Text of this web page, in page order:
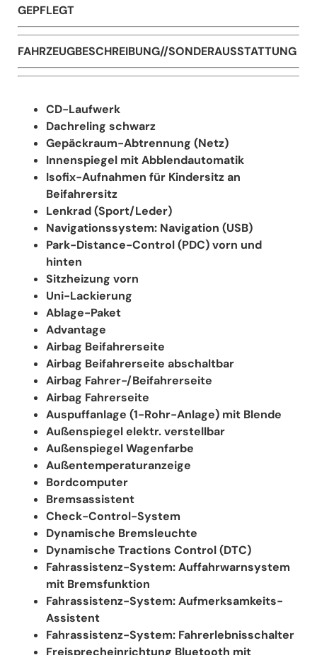
GEPFLEGT
FAHRZEUGBESCHREIBUNG//SONDERAUSSTATTUNG
CD-Laufwerk
Dachreling schwarz
Gepäckraum-Abtrennung (Netz)
Innenspiegel mit Abblendautomatik
Isofix-Aufnahmen für Kindersitz an
Beifahrersitz
Lenkrad (Sport/Leder)
Navigationssystem: Navigation (USB)
Park-Distance-Control (PDC) vorn und
hinten
Sitzheizung vorn
Uni-Lackierung
Ablage-Paket
Advantage
Airbag Beifahrerseite
Airbag Beifahrerseite abschaltbar
Airbag Fahrer-/Beifahrerseite
Airbag Fahrerseite
Auspuffanlage (1-Rohr-Anlage) mit Blende
Außenspiegel elektr. verstellbar
Außenspiegel Wagenfarbe
Außentemperaturanzeige
Bordcomputer
Bremsassistent
Check-Control-System
Dynamische Bremsleuchte
Dynamische Tractions Control (DTC)
Fahrassistenz-System: Auffahrwarnsystem
mit Bremsfunktion
Fahrassistenz-System: Aufmerksamkeits-
Assistent
Fahrassistenz-System: Fahrerlebnisschalter
Freisprecheinrichtung Bluetooth mit